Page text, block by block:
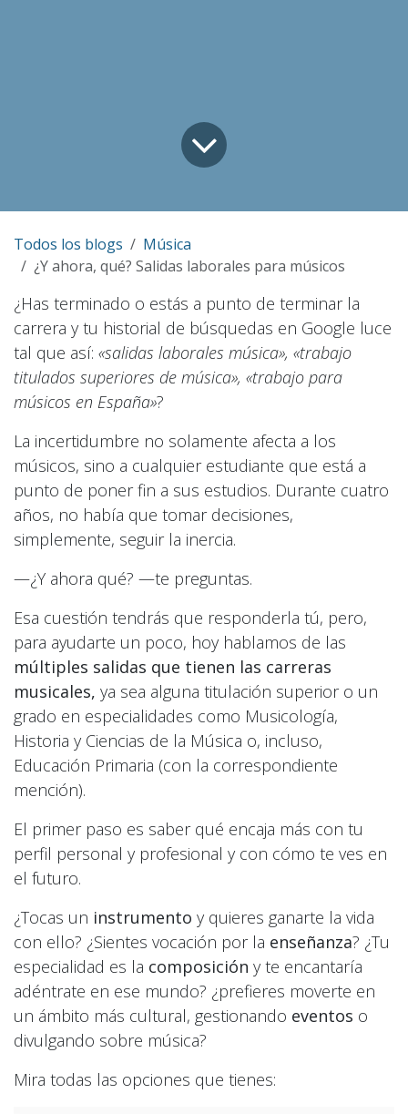
Todos los blogs
Música
¿Y ahora, qué? Salidas laborales para músicos
¿Has terminado o estás a punto de terminar la
carrera y tu historial de búsquedas en Google luce
tal que así: «salidas laborales música», «trabajo
titulados superiores de música», «trabajo para
músicos en España»?
La incertidumbre no solamente afecta a los
músicos, sino a cualquier estudiante que está a
punto de poner fin a sus estudios. Durante cuatro
años, no había que tomar decisiones,
simplemente, seguir la inercia.
—¿Y ahora qué? —te preguntas.
Esa cuestión tendrás que responderla tú, pero,
para ayudarte un poco, hoy hablamos de las
múltiples salidas que tienen las carreras
musicales, ya sea alguna titulación superior o un
grado en especialidades como Musicología,
Historia y Ciencias de la Música o, incluso,
Educación Primaria (con la correspondiente
mención).
El primer paso es saber qué encaja más con tu
perfil personal y profesional y con cómo te ves en
el futuro.
¿Tocas un instrumento y quieres ganarte la vida
con ello? ¿Sientes vocación por la enseñanza? ¿Tu
especialidad es la composición y te encantaría
adéntrate en ese mundo? ¿prefieres moverte en
un ámbito más cultural, gestionando eventos o
divulgando sobre música?
Mira todas las opciones que tienes: